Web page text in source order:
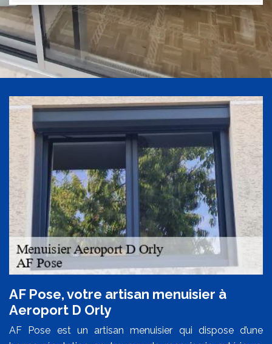
AF Pose, votre artisan menuisier à
Aeroport D Orly
AF Pose est un artisan menuisier qui dispose d’une